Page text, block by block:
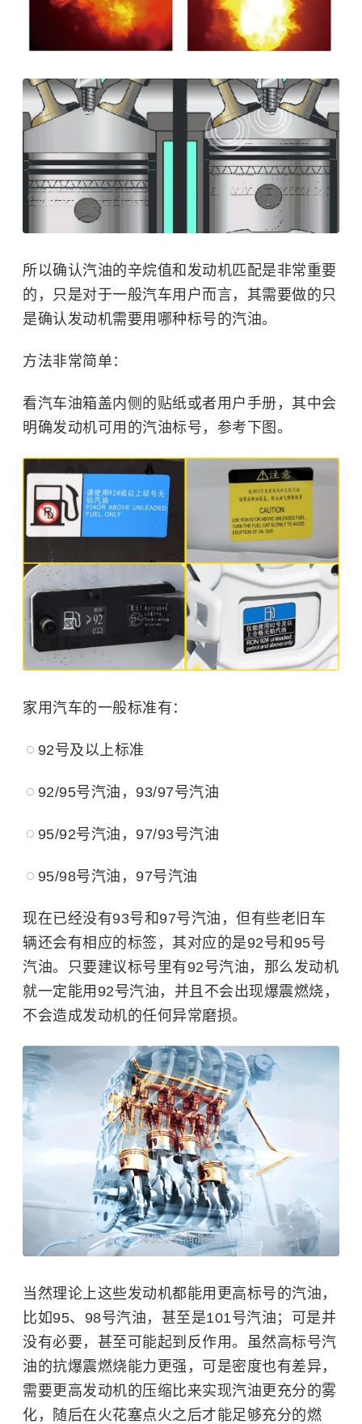
所以确认汽油的辛烷值和发动机匹配是非常重要
的，只是对于一般汽车用户而言，其需要做的只
是确认发动机需要用哪种标号的汽油。
方法非常简单：
看汽车油箱盖内侧的贴纸或者用户手册，其中会
明确发动机可用的汽油标号，参考下图。
家用汽车的一般标准有：
92号及以上标准
92/95号汽油，93/97号汽油
95/92号汽油，97/93号汽油
95/98号汽油，97号汽油
现在已经没有93号和97号汽油，但有些老旧车
辆还会有相应的标签，其对应的是92号和95号
汽油。只要建议标号里有92号汽油，那么发动机
就一定能用92号汽油，并且不会出现爆震燃烧，
不会造成发动机的任何异常磨损。
当然理论上这些发动机都能用更高标号的汽油，
比如95、98号汽油，甚至是101号汽油；可是并
没有必要，甚至可能起到反作用。虽然高标号汽
油的抗爆震燃烧能力更强，可是密度也有差异，
需要更高发动机的压缩比来实现汽油更充分的雾
化，随后在火花塞点火之后才能足够充分的燃